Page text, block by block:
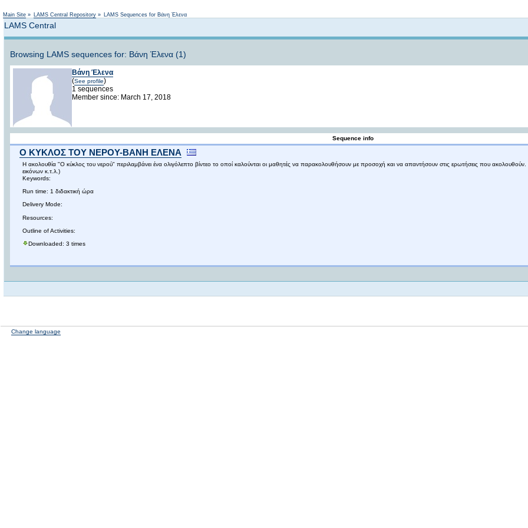
Main Site » LAMS Central Repository » LAMS Sequences for Βάνη Έλενα
LAMS Central
Browsing LAMS sequences for: Βάνη Έλενα (1)
Βάνη Έλενα
(See profile)
1 sequences
Member since: March 17, 2018
Sequence info
Ο ΚΥΚΛΟΣ ΤΟΥ ΝΕΡΟΥ-ΒΑΝΗ ΕΛΕΝΑ
Η ακολουθία "Ο κύκλος του νερού" περιλαμβάνει ένα ολιγόλεπτο βίντεο το οποί καλούνται οι μαθητές να παρακολουθήσουν με προσοχή και να απαντήσουν στις ερωτήσεις που ακολουθούν.
εικόνων κ.τ.λ.)
Keywords:
Run time: 1 διδακτική ώρα
Delivery Mode:
Resources:
Outline of Activities:
Downloaded: 3 times
Change language